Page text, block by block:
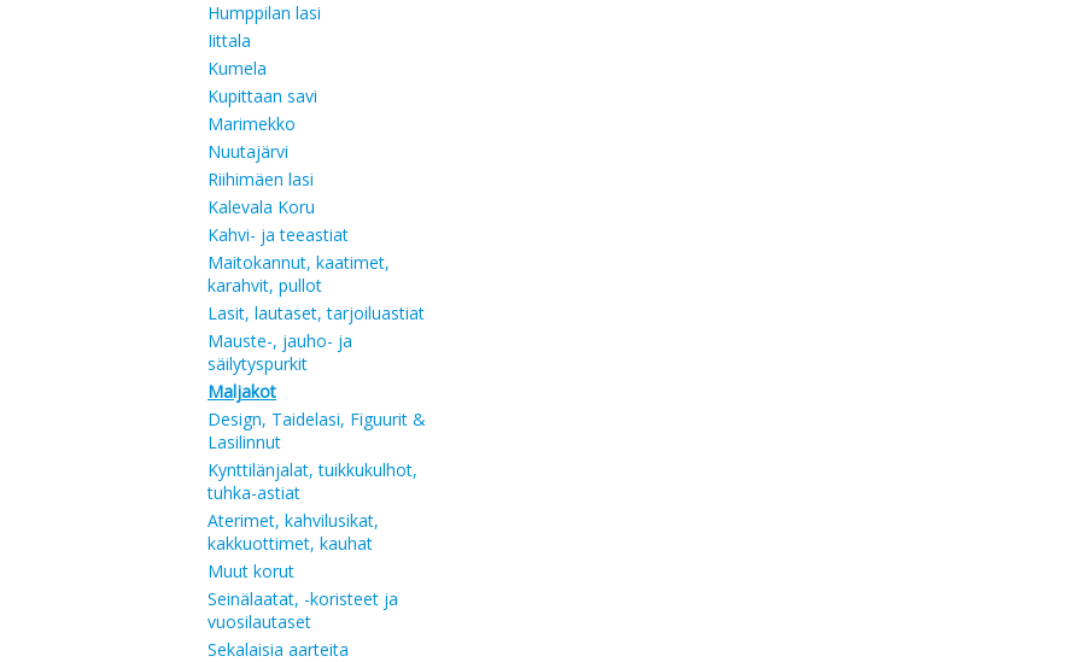
Humppilan lasi
Iittala
Kumela
Kupittaan savi
Marimekko
Nuutajärvi
Riihimäen lasi
Kalevala Koru
Kahvi- ja teeastiat
Maitokannut, kaatimet,
karahvit, pullot
Lasit, lautaset, tarjoiluastiat
Mauste-, jauho- ja
säilytyspurkit
Maljakot
Design, Taidelasi, Figuurit &
Lasilinnut
Kynttilänjalat, tuikkukulhot,
tuhka-astiat
Aterimet, kahvilusikat,
kakkuottimet, kauhat
Muut korut
Seinälaatat, -koristeet ja
vuosilautaset
Sekalaisia aarteita